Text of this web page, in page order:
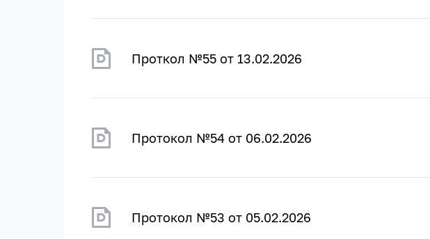
Проткол №55 от 13.02.2026
Протокол №54 от 06.02.2026
Протокол №53 от 05.02.2026